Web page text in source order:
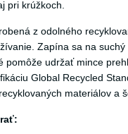
pri krúžkoch.
z odolného
Zapína sa na
pomôže udržať mince
Global Recycled
materiálov a